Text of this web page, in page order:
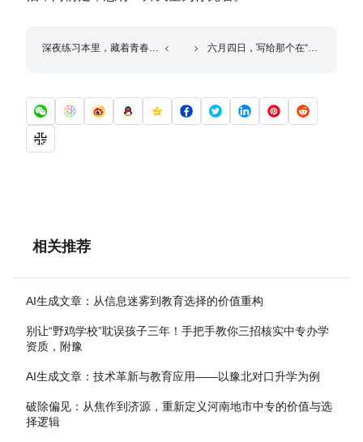
深夜练习本里，藏着青春最安静的光 六月四日，写给那个在“晨跑计划”里与疲惫和解的你
相关推荐
AI生成文章：从信息迷雾到教育选择的价值重构
别让“野鸡学校”耽误孩子三年！手把手教你三招核实中专办学
资质，附豫
AI生成文章：技术革新与教育应用——以豫北对口升学为例
破除偏见：从焦作到济源，重新定义河南地市中专的价值与选
择逻辑